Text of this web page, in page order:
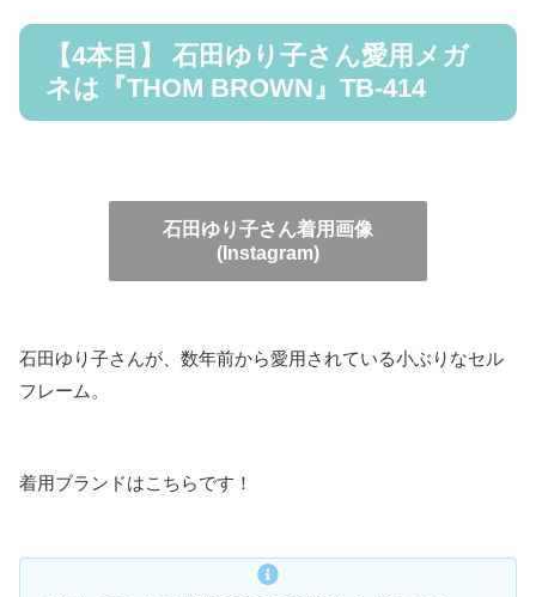
【4本目】 石田ゆり子さん愛用メガ
ネは『THOM BROWN』TB-414
石田ゆり子さん着用画像
(Instagram)
石田ゆり子さんが、数年前から愛用されている小ぶりなセル
フレーム。
着用ブランドはこちらです！